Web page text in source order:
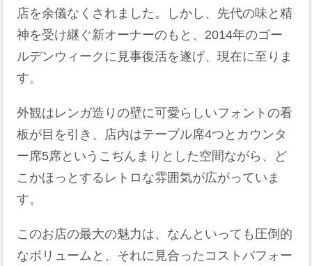
店を余儀なくされました。しかし、先代の味と精
神を受け継ぐ新オーナーのもと、2014年のゴー
ルデンウィークに見事復活を遂げ、現在に至りま
す。
外観はレンガ造りの壁に可愛らしいフォントの看
板が目を引き、店内はテーブル席4つとカウンタ
ー席5席というこぢんまりとした空間ながら、ど
こかほっとするレトロな雰囲気が広がっていま
す。
このお店の最大の魅力は、なんといっても圧倒的
なボリュームと、それに見合ったコストパフォー